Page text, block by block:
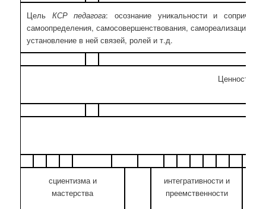
Цель КСР педагога: осознание уникальности и
самоопределения, самосовершенствования, самореализации,
установление в ней связей, ролей и т.д.
Ценности,
сциентизма и
мастерства
интегративности и
преемственности